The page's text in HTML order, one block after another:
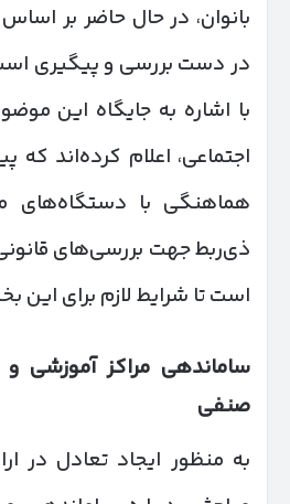
بانوان، در حال حاضر بر
در دست بررسی و پیگیری
با اشاره به جایگاه این
اجتماعی، اعلام کرده‌اند که
هماهنگی با دستگاه‌های
ذی‌ربط جهت بررسی‌های
است تا شرایط لازم برای
ساماندهی مراکز آموزشی
صنفی
به منظور ایجاد تعادل در